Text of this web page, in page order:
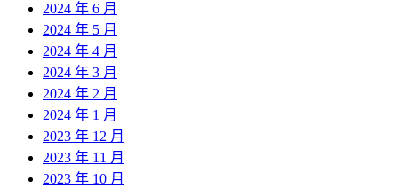
2024 年 6 月
2024 年 5 月
2024 年 4 月
2024 年 3 月
2024 年 2 月
2024 年 1 月
2023 年 12 月
2023 年 11 月
2023 年 10 月